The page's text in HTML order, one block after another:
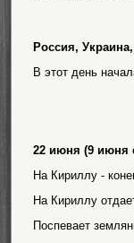
Россия,
В этот день
22 июня (9 июня
На Кириллу -
На Кириллу
Поспевает